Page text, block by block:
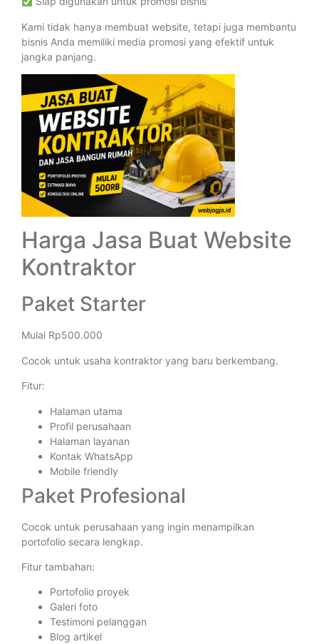
Kami tidak hanya membuat website, tetapi juga membantu
bisnis Anda memiliki media promosi yang efektif untuk
jangka panjang.
Harga Jasa Buat Website
Kontraktor
Paket Starter
Mulai Rp500.000
Cocok untuk usaha kontraktor yang baru berkembang.
Fitur:
Halaman utama
Profil perusahaan
Halaman layanan
Kontak WhatsApp
Mobile friendly
Paket Profesional
Cocok untuk perusahaan yang ingin menampilkan
portofolio secara lengkap.
Fitur tambahan:
Portofolio proyek
Galeri foto
Testimoni pelanggan
Blog artikel